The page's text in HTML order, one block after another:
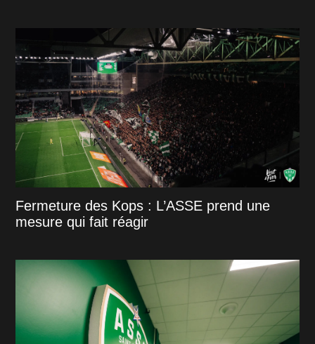
Fermeture des Kops : L’ASSE prend une
mesure qui fait réagir